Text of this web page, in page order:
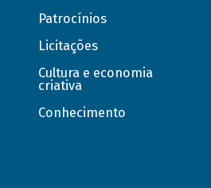
Patrocínios
Licitações
Cultura e economia
criativa
Conhecimento